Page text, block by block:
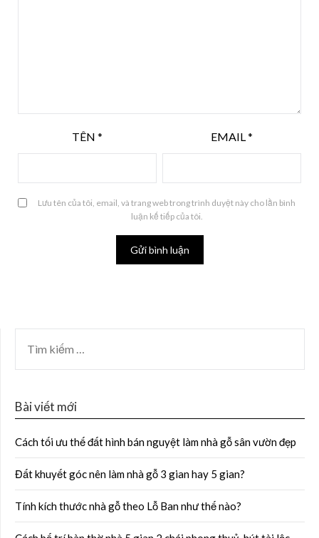
TÊN * EMAIL *
Lưu tên của tôi, email, và trang web trong trình duyệt này cho lần bình
luận kế tiếp của tôi.
Bài viết mới
Cách tối ưu thế đất hình bán nguyệt làm nhà gỗ sân vườn đẹp
Đất khuyết góc nên làm nhà gỗ 3 gian hay 5 gian?
Tính kích thước nhà gỗ theo Lỗ Ban như thế nào?